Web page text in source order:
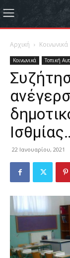
Αρχική Κοινωνικά
Κοινωνικά Τοπική
22 Ιανουαρίου, 2021